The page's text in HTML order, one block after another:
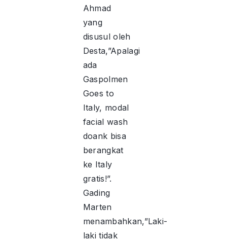
Ahmad
yang
disusul oleh
Desta,”Apalagi
ada
Gaspolmen
Goes to
Italy, modal
facial wash
doank bisa
berangkat
ke Italy
gratis!”.
Gading
Marten
menambahkan,”Laki-
laki tidak